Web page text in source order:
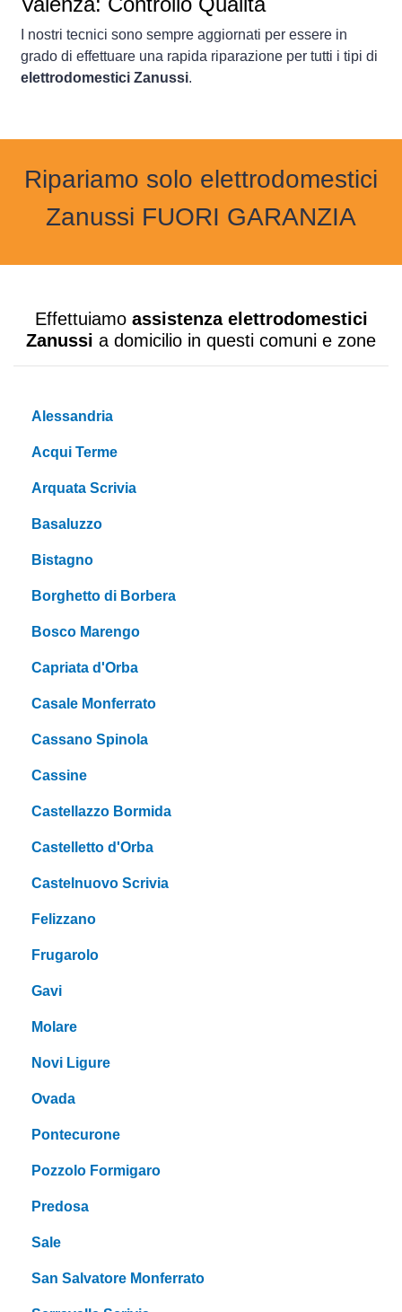
I nostri tecnici sono sempre aggiornati per essere in
grado di effettuare una rapida riparazione per tutti i tipi di
elettrodomestici Zanussi.
Ripariamo solo elettrodomestici
Zanussi FUORI GARANZIA
Effettuiamo assistenza elettrodomestici
Zanussi a domicilio in questi comuni e zone
Alessandria
Acqui Terme
Arquata Scrivia
Basaluzzo
Bistagno
Borghetto di Borbera
Bosco Marengo
Capriata d'Orba
Casale Monferrato
Cassano Spinola
Cassine
Castellazzo Bormida
Castelletto d'Orba
Castelnuovo Scrivia
Felizzano
Frugarolo
Gavi
Molare
Novi Ligure
Ovada
Pontecurone
Pozzolo Formigaro
Predosa
Sale
San Salvatore Monferrato